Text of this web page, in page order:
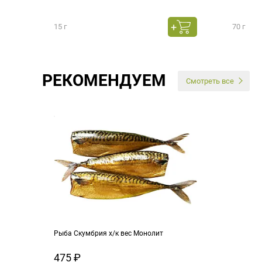
15 г 70 г
РЕКОМЕНДУЕМ Смотреть все
Рыба Скумбрия х/к вес Монолит
475 ₽